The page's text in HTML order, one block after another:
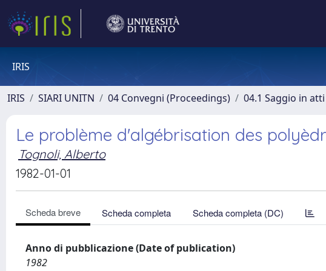
IRIS
IRIS SIARI UNITN 04 Convegni (Proceedings) 04.1 Saggio in
Le problème d'algébrisation des
Tognoli, Alberto
1982-01-01
Scheda breve Scheda completa Scheda completa (DC)
Anno di pubblicazione (Date of publication)
1982